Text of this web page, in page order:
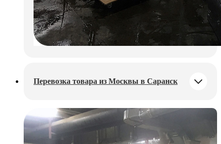
Перевозка товара из Москвы в Саранск